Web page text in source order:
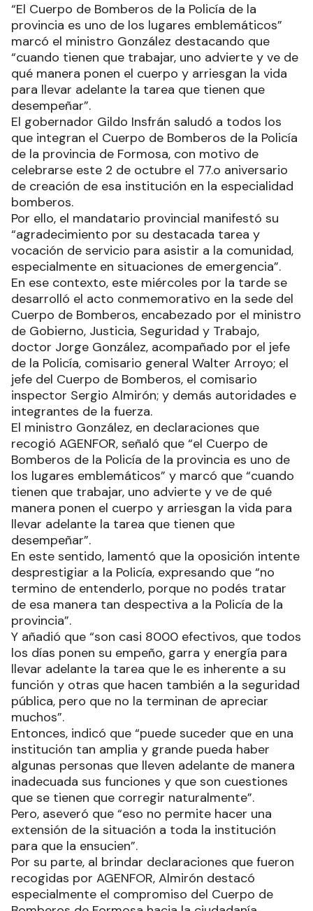
“El Cuerpo de Bomberos de la Policía de la
provincia es uno de los lugares emblemáticos”
marcó el ministro González destacando que
“cuando tienen que trabajar, uno advierte y ve de
qué manera ponen el cuerpo y arriesgan la vida
para llevar adelante la tarea que tienen que
desempeñar”.
El gobernador Gildo Insfrán saludó a todos los
que integran el Cuerpo de Bomberos de la Policía
de la provincia de Formosa, con motivo de
celebrarse este 2 de octubre el 77.o aniversario
de creación de esa institución en la especialidad
bomberos.
Por ello, el mandatario provincial manifestó su
“agradecimiento por su destacada tarea y
vocación de servicio para asistir a la comunidad,
especialmente en situaciones de emergencia”.
En ese contexto, este miércoles por la tarde se
desarrolló el acto conmemorativo en la sede del
Cuerpo de Bomberos, encabezado por el ministro
de Gobierno, Justicia, Seguridad y Trabajo,
doctor Jorge González, acompañado por el jefe
de la Policía, comisario general Walter Arroyo; el
jefe del Cuerpo de Bomberos, el comisario
inspector Sergio Almirón; y demás autoridades e
integrantes de la fuerza.
El ministro González, en declaraciones que
recogió AGENFOR, señaló que “el Cuerpo de
Bomberos de la Policía de la provincia es uno de
los lugares emblemáticos” y marcó que “cuando
tienen que trabajar, uno advierte y ve de qué
manera ponen el cuerpo y arriesgan la vida para
llevar adelante la tarea que tienen que
desempeñar”.
En este sentido, lamentó que la oposición intente
desprestigiar a la Policía, expresando que “no
termino de entenderlo, porque no podés tratar
de esa manera tan despectiva a la Policía de la
provincia”.
Y añadió que “son casi 8000 efectivos, que todos
los días ponen su empeño, garra y energía para
llevar adelante la tarea que le es inherente a su
función y otras que hacen también a la seguridad
pública, pero que no la terminan de apreciar
muchos”.
Entonces, indicó que “puede suceder que en una
institución tan amplia y grande pueda haber
algunas personas que lleven adelante de manera
inadecuada sus funciones y que son cuestiones
que se tienen que corregir naturalmente”.
Pero, aseveró que “eso no permite hacer una
extensión de la situación a toda la institución
para que la ensucien”.
Por su parte, al brindar declaraciones que fueron
recogidas por AGENFOR, Almirón destacó
especialmente el compromiso del Cuerpo de